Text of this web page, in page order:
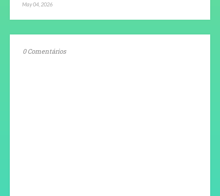
May 04, 2026
0 Comentários